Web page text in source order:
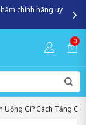
thành HN, HCM
0
Uống Gì? Cách Tăng